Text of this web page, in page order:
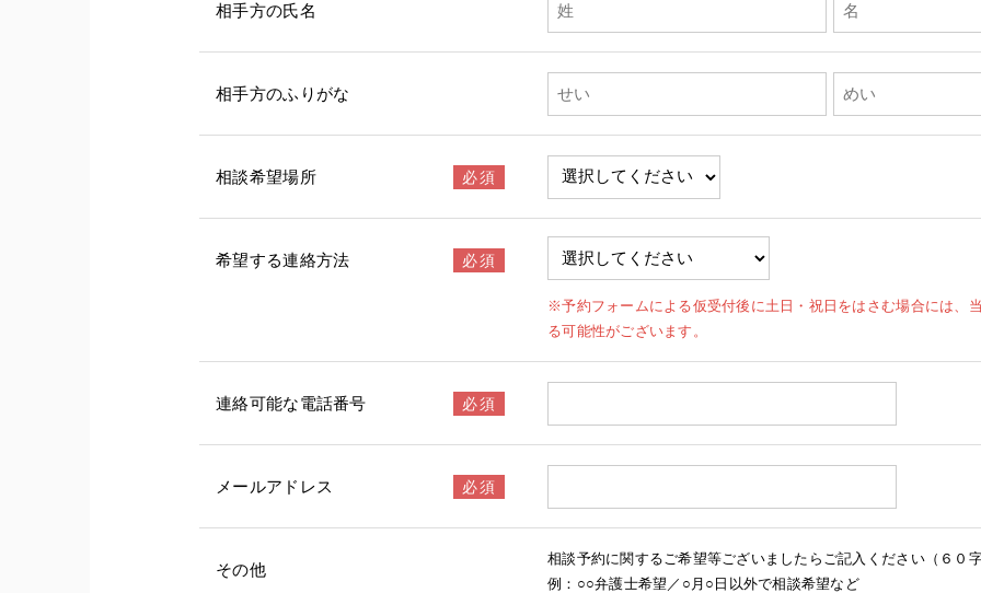
相手方の氏名
相手方のふりがな
相談希望場所
希望する連絡方法
※予約フォームによる仮受付後に土日・祝日をはさむ場合には、
る可能性がございます。
連絡可能な電話番号
メールアドレス
その他
相談予約に関するご希望等ございましたらご記入ください（６０字
例：○○弁護士希望／○月○日以外で相談希望など